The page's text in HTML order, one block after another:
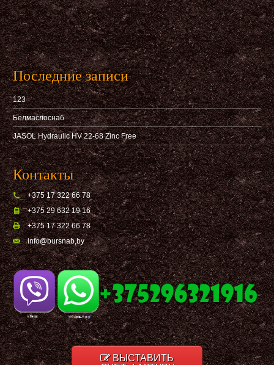
Последние записи
123
Белмаслоснаб
JASOL Hydraulic HV 22-68 Zinc Free
Контакты
+375 17 322 66 78
+375 29 632 19 16
+375 17 322 66 78
info@bursnab,by
ВЫСТАВИТЬ